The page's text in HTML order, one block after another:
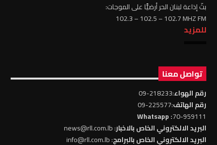
بثّ إذاعة لبنان الحر أرضيًّا على الموجات:
102.3 – 102.5 – 102.7 MHZ FM
للمزيد
تواصل معنا
رقم الهواء:218233-09
رقم الهاتف:225577-09
70-959111
: Whatsapp
البريد الالكتروني الخاص بالاخبار: news@rll.com.lb
البريد الالكتروني الخاص بالبرامج: info@rll.com.lb